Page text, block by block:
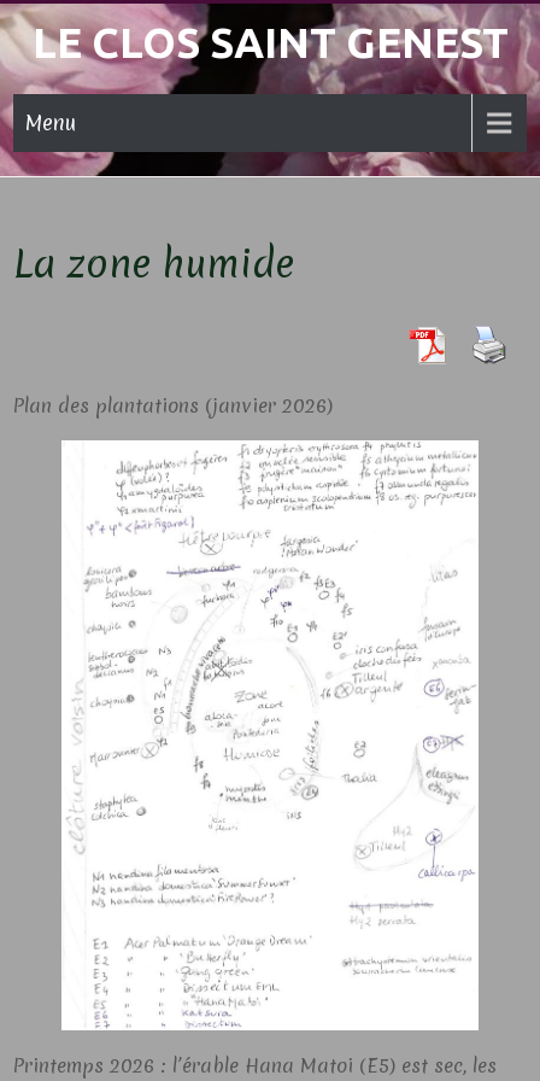
Skip
to
content
LE CLOS SAINT GENEST
Menu
La zone humide
Plan des plantations (janvier 2026)
Printemps 2026 : l’érable Hana Matoi (E5) est sec, les